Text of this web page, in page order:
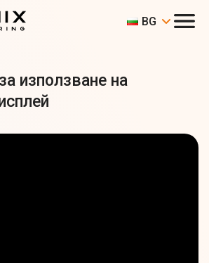
BG
използване на